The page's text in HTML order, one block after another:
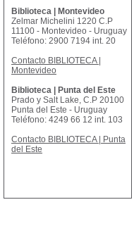
Biblioteca | Montevideo
Zelmar Michelini 1220 C.P
11100 - Montevideo - Uruguay
Teléfono: 2900 7194 int. 20
Contacto BIBLIOTECA |
Montevideo
Biblioteca | Punta del Este
Prado y Salt Lake, C.P 20100
Punta del Este - Uruguay
Teléfono: 4249 66 12 int. 103
Contacto BIBLIOTECA | Punta
del Este